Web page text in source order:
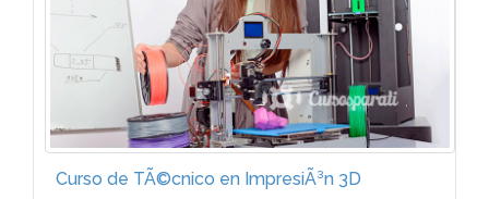
Curso de TÃ©cnico en ImpresiÃ³n 3D